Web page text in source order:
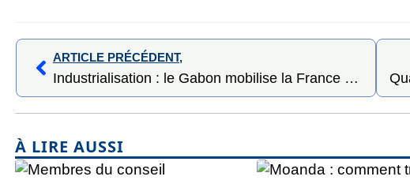
ARTICLE PRÉCÉDENT,
Industrialisation : le Gabon mobilise la France et l’Union européenne autour de sa stratégie de transformation économique
À LIRE AUSSI